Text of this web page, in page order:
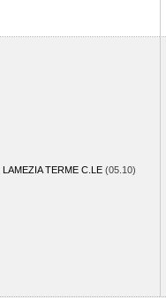
LAMEZIA TERME C.LE (05.10)